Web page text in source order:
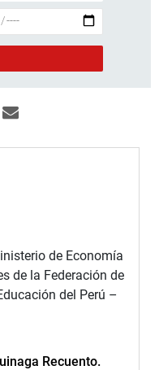
de Economía
de la Federación de
del Perú –
Recuento.